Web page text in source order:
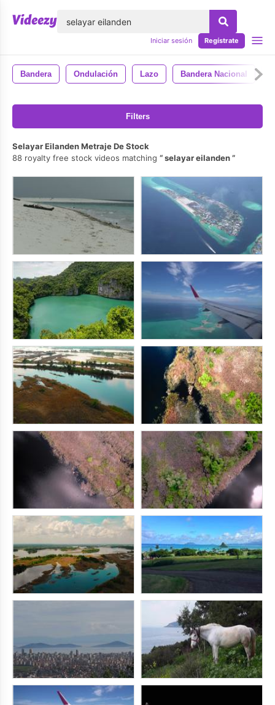
Iniciar sesión Regístrate
Bandera Ondulación Lazo Bandera Nacional
Filters
Selayar Eilanden Metraje De Stock
88 royalty free stock videos matching
selayar eilanden